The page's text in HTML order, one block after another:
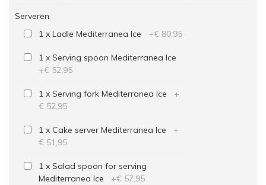
Serveren
1 x Ladle Mediterranea Ice +€ 80,95
1 x Serving spoon Mediterranea Ice
+€ 52,95
1 x Serving fork Mediterranea Ice +
€ 52,95
1 x Cake server Mediterranea Ice +
€ 51,95
1 x Salad spoon for serving
Mediterranea Ice +€ 57,95